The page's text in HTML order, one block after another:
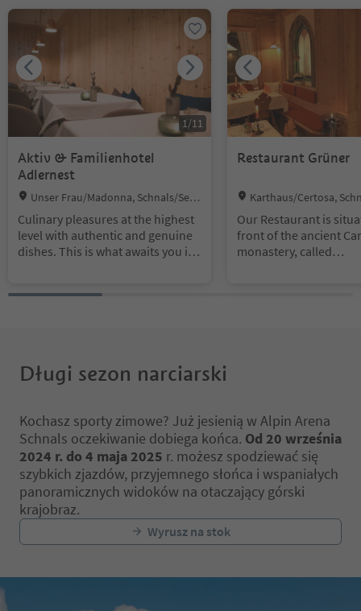
1 /11
Aktiv & Familienhotel
Adlernest
Location:
Unser Frau/Madonna, Schnals/Sena
Culinary pleasures at the highest
level with authentic and genuine
dishes. This is what awaits you in
flock, and South Tyrolean
Restaurant Grüner
Location:
Karthaus/Certosa,
Our Restaurant is
front of the ancient
monastery, called
Długi sezon narciarski
Kochasz sporty zimowe? Już jesienią w Alpin Arena
Schnals oczekiwanie dobiega końca. Od 20 września
2024 r. do 4 maja 2025 r. możesz spodziewać się
szybkich zjazdów, przyjemnego słońca i wspaniałych
panoramicznych widoków na otaczający górski
krajobraz.
Wyrusz na stok